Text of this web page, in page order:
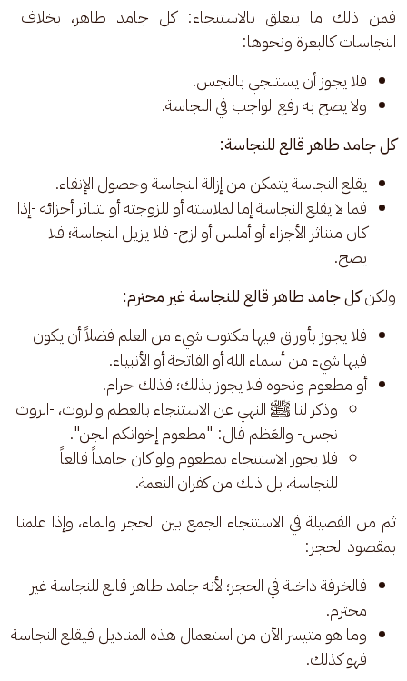
فمن ذلك ما يتعلق بالاستنجاء: كل جامد طاهر، بخلاف
النجاسات كالبعرة ونحوها:
فلا يجوز أن يستنجي بالنجس.
ولا يصح به رفع الواجب في النجاسة.
كل جامد طاهر قالع للنجاسة:
يقلع النجاسة يتمكن من إزالة النجاسة وحصول الإنقاء.
فما لا يقلع النجاسة إما لملاسته أو للزوجته أو لتناثر أجزائه -إذا
كان متناثر الأجزاء أو أملس أو لزج- فلا يزيل النجاسة؛ فلا
يصح.
ولكن كل جامد طاهر قالع للنجاسة غير محترم:
فلا يجوز بأوراق فيها مكتوب شيء من العلم فضلاً أن يكون
فيها شيء من أسماء الله أو الفاتحة أو الأنبياء.
أو مطعوم ونحوه فلا يجوز بذلك؛ فذلك حرام.
وذكر لنا ﷺ النهي عن الاستنجاء بالعظم والروث، -الروث
نجس- والعَظم قال: "مطعوم إخوانكم الجن".
فلا يجوز الاستنجاء بمطعوم ولو كان جامداً قالعاً
للنجاسة، بل ذلك من كفران النعمة.
ثم من الفضيلة في الاستنجاء الجمع بين الحجر والماء، وإذا علمنا
بمقصود الحجر:
فالخرقة داخلة في الحجر؛ لأنه جامد طاهر قالع للنجاسة غير
محترم.
وما هو متيسر الآن من استعمال هذه المناديل فيقلع النجاسة
فهو كذلك.